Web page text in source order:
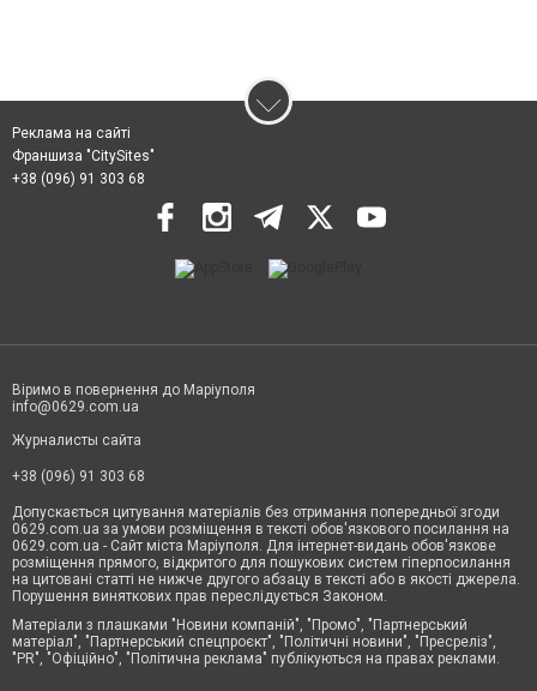
Реклама на сайті
Франшиза "CitySites"
+38 (096) 91 303 68
Віримо в повернення до Маріуполя
info@0629.com.ua
Журналисты сайта
+38 (096) 91 303 68
Допускається цитування матеріалів без отримання попередньої згоди
0629.com.ua за умови розміщення в тексті обов'язкового посилання на
0629.com.ua - Сайт міста Маріуполя. Для інтернет-видань обов'язкове
розміщення прямого, відкритого для пошукових систем гіперпосилання
на цитовані статті не нижче другого абзацу в тексті або в якості джерела.
Порушення виняткових прав переслідується Законом.
Матеріали з плашками "Новини компаній", "Промо", "Партнерський
матеріал", "Партнерський спецпроєкт", "Політичні новини", "Пресреліз",
"PR", "Офіційно", "Політична реклама" публікуються на правах реклами.